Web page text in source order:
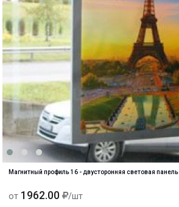
Магнитный профиль 16 - двусторонняя световая панель
от 1962.00 /шт